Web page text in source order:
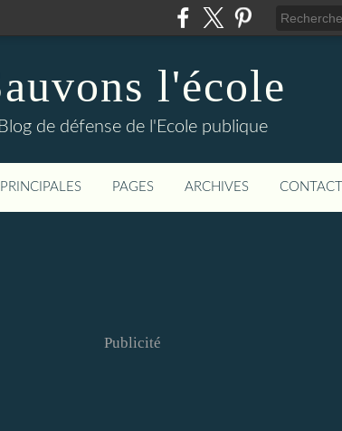
l'école
Blog de défense de l'Ecole publique
PAGES ARCHIVES CONTACT
Publicité